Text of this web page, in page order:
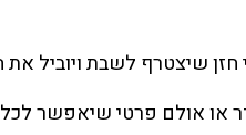
או אולם פרטי שיאפשר